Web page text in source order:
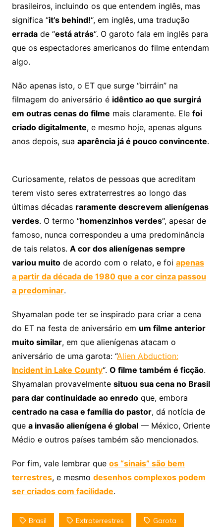
brasileiros, incluindo os que entendem inglês, mas
significa “it’s behind!“, em inglês, uma tradução
erradade “está atrás“. O garoto fala em inglês para
que os espectadores americanos do filme entendam
algo.
Não apenas isto, o ET que surge “birráin” na
filmagem do aniversário é idêntico ao que surgirá
em outras cenas do filme mais claramente. Ele foi
criado digitalmente, e mesmo hoje, apenas alguns
anos depois, sua aparência já é pouco convincente.
Curiosamente, relatos de pessoas que acreditam
terem visto seres extraterrestres ao longo das
últimas décadas raramente descrevem alienígenas
verdes. O termo “homenzinhos verdes“, apesar de
famoso, nunca correspondeu a uma predominância
de tais relatos. A cor dos alienígenas sempre
variou muitode acordo com o relato, e foi apenas
a partir da década de 1980 que a cor cinza passou
a predominar.
Shyamalan pode ter se inspirado para criar a cena
do ET na festa de aniversário em um filme anterior
muito similar, em que alienígenas atacam o
aniversário de uma garota: “Alien Abduction:
Incident in Lake County“. O filme também é ficção.
Shyamalan provavelmente situou sua cena no Brasil
para dar continuidade ao enredoque, embora
centrado na casa e família do pastor, dá notícia de
que a invasão alienígena é global— México, Oriente
Médio e outros países também são mencionados.
Por fim, vale lembrar que os “sinais” são bem
terrestres, e mesmo desenhos complexos podem
ser criados com facilidade.
Brasil Extraterrestres Garota